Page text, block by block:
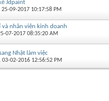
Jdpaint
25-09-2017 10:17:58 PM
nhân viên kinh doanh
07-2017 08:35:20 AM
Nhật làm việc
‎, 03-02-2016 12:56:52 PM